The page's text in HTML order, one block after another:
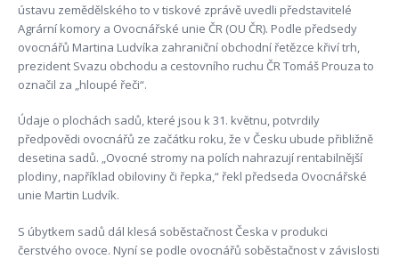
ústavu zemědělského to v tiskové zprávě uvedli představitelé
Agrární komory a Ovocnářské unie ČR (OU ČR). Podle předsedy
ovocnářů Martina Ludvíka zahraniční obchodní řetězce křiví trh,
prezident Svazu obchodu a cestovního ruchu ČR Tomáš Prouza to
označil za „hloupé řeči“.
Údaje o plochách sadů, které jsou k 31. květnu, potvrdily
předpovědi ovocnářů ze začátku roku, že v Česku ubude přibližně
desetina sadů. „Ovocné stromy na polích nahrazují rentabilnější
plodiny, například obiloviny či řepka,“ řekl předseda Ovocnářské
unie Martin Ludvík.
S úbytkem sadů dál klesá soběstačnost Česka v produkci
čerstvého ovoce. Nyní se podle ovocnářů soběstačnost v závislosti